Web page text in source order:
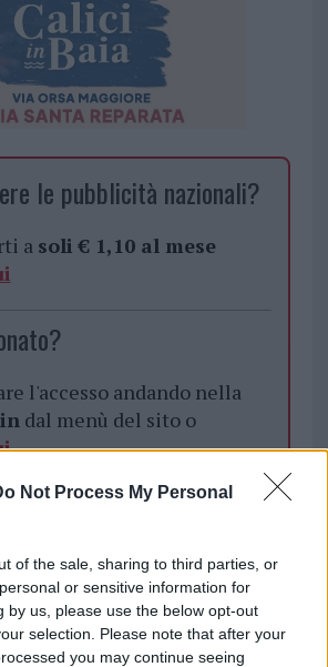
Not Process My Personal
of the sale, sharing to third parties, or
or sensitive information for
by us, please use the below opt-out
selection. Please note that after your
you may continue seeing
le pubblicità nazionali?
a soli € 1,10 al mese
l'accesso andando nella
dal menù del sito o
in tempo reale?
nel canale telegram di